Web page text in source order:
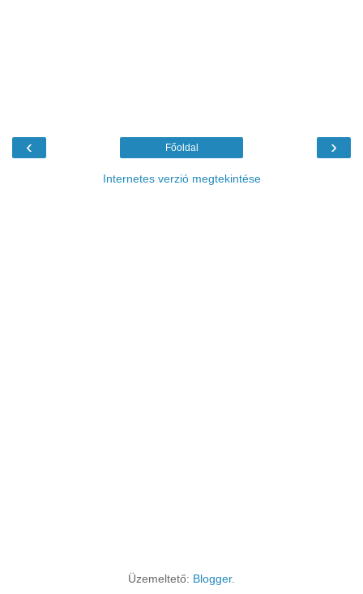
‹ ›
Főoldal
Internetes verzió megtekintése
Üzemeltető: Blogger.